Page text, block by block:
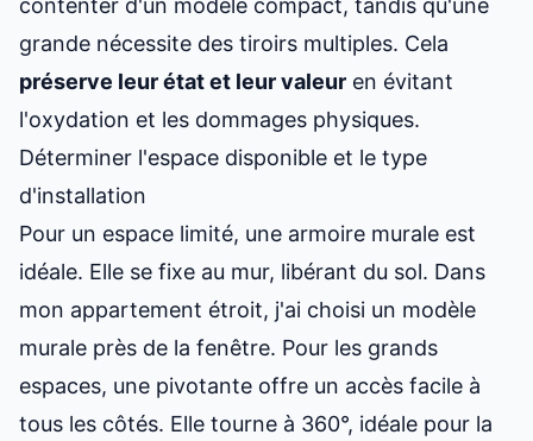
contenter d'un modèle compact, tandis qu'une
grande nécessite des tiroirs multiples. Cela
préserve leur état et leur valeur en évitant
l'oxydation et les dommages physiques.
Déterminer l'espace disponible et le type
d'installation
Pour un espace limité, une armoire murale est
idéale. Elle se fixe au mur, libérant du sol. Dans
mon appartement étroit, j'ai choisi un modèle
murale près de la fenêtre. Pour les grands
espaces, une pivotante offre un accès facile à
tous les côtés. Elle tourne à 360°, idéale pour la